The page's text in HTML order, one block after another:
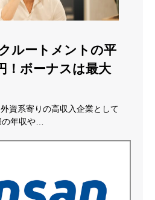
ルートメントの平
！ボーナスは最大
資系寄りの高収入企業として
年収や…